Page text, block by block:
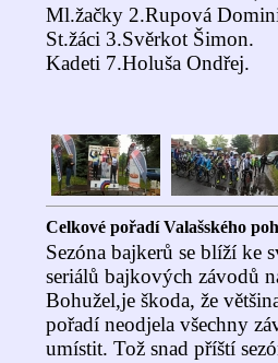
Ml.žačky 2.Rupová
St.žáci 3.Svěrkot Šimon.
Kadeti 7.Holuša Ondřej.
Celkové pořadí Valašského
Sezóna bajkerů se blíží ke
seriálů bajkových závodů
Bohužel,je škoda, že
pořadí neodjela všechny
umístit. Tož snad příští